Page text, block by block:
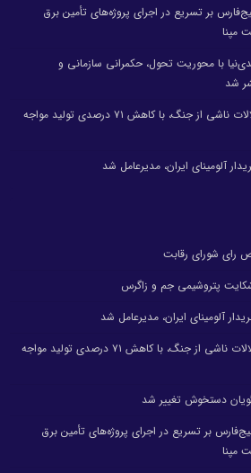
بر تسریع در اجرای پروژه‌های تأمین برق
مپنا
با محوریت تحول، حکمرانی سازمانی و
شد
پتروشیمی اروند پس از اختلالات ناشی از جنگ، با کاهش ۷۱ درصدی تولید مواجه
آلومینای ایران، مدیرعامل شد
رای شورای رقابت
پتروشیمی جم و زاگرس
آلومینای ایران، مدیرعامل شد
پتروشیمی اروند پس از اختلالات ناشی از جنگ، با کاهش ۷۱ درصدی تولید مواجه
دستخوش تغییر شد
بر تسریع در اجرای پروژه‌های تأمین برق
مپنا